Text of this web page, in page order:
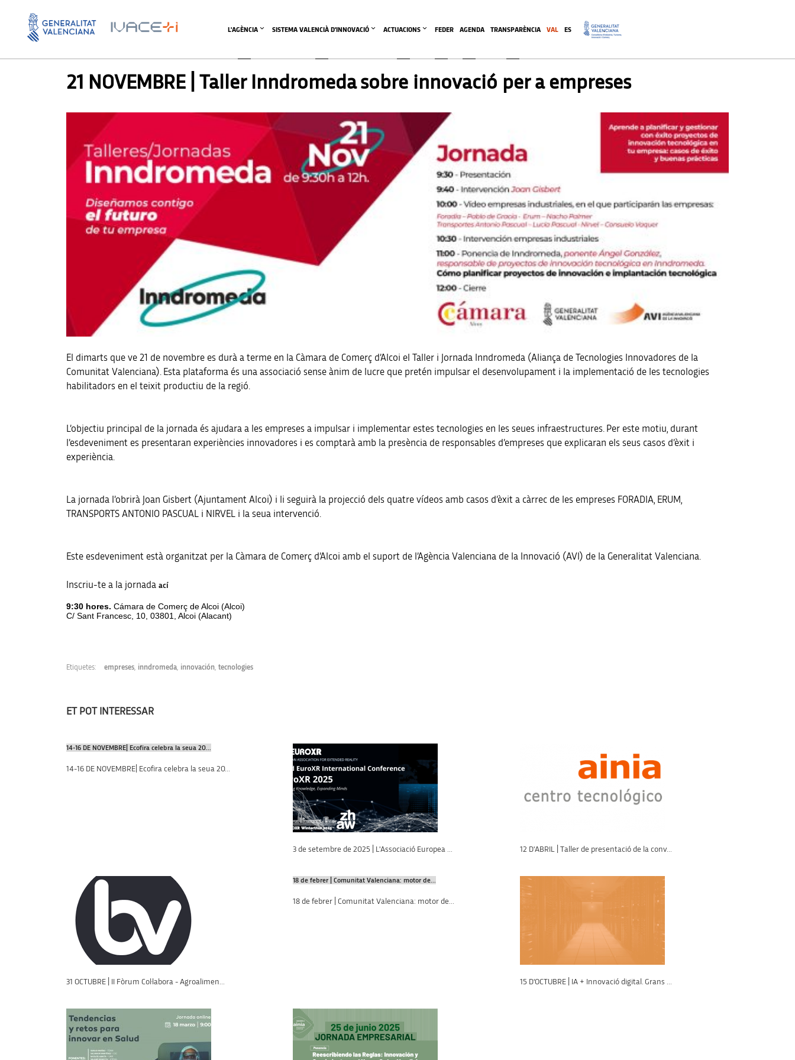
L'AGÈNCIA SISTEMA VALENCIÀ D'INNOVACIÓ ACTUACIONS FEDER AGENDA TRANSPARÈNCIA .
VAL ES
AGENDA AGENDA ,AGENDA AVI AGENDA AVI,AGENDA SVI ,AGENDA SVI
21 NOVEMBRE | Taller Inndromeda sobre innovació per a empreses
El dimarts que ve 21 de novembre es durà a terme en la Càmara de Comerç d’Alcoi el Taller i Jornada Inndromeda (Aliança de Tecnologies Innovadores de la
Comunitat Valenciana). Esta plataforma és una associació sense ànim de lucre que pretén impulsar el desenvolupament i la implementació de les tecnologies
habilitadors en el teixit productiu de la regió.
L’objectiu principal de la jornada és ajudara a les empreses a impulsar i implementar estes tecnologies en les seues infraestructures. Per este motiu, durant
l’esdeveniment es presentaran experiències innovadores i es comptarà amb la presència de responsables d’empreses que explicaran els seus casos d’èxit i
experiència.
La jornada l’obrirà Joan Gisbert (Ajuntament Alcoi) i li seguirà la projecció dels quatre vídeos amb casos d’èxit a càrrec de les empreses FORADIA, ERUM,
TRANSPORTS ANTONIO PASCUAL i NIRVEL i la seua intervenció.
Este esdeveniment està organitzat per la Càmara de Comerç d’Alcoi amb el suport de l’Agència Valenciana de la Innovació (AVI) de la Generalitat Valenciana.
Inscriu-te a la jornada ací
9:30 hores. Cámara de Comerç de Alcoi (Alcoi)
C/ Sant Francesc, 10, 03801, Alcoi (Alacant)
Etiquetes: empreses, inndromeda, innovación, tecnologies
ET POT INTERESSAR
14-16 DE NOVEMBRE| Ecofira celebra la seua 20...
14-16 DE NOVEMBRE| Ecofira celebra la seua 20...
3 de setembre de 2025 | L'Associació Europea ... 12 D'ABRIL | Taller de presentació de la conv...
31 OCTUBRE | II Fòrum Col·labora - Agroalimen...
18 de febrer | Comunitat Valenciana: motor de...
18 de febrer | Comunitat Valenciana: motor de...
15 D'OCTUBRE | IA + Innovació digital. Grans ...